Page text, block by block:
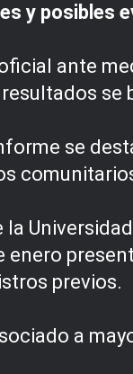
y posibles
ante
resultados
se
la
previos.
a